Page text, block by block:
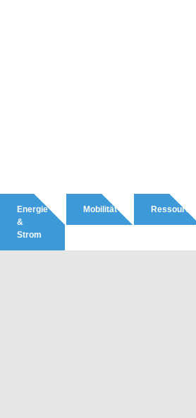
Energie
&
Strom
Mobilität Ressourcen